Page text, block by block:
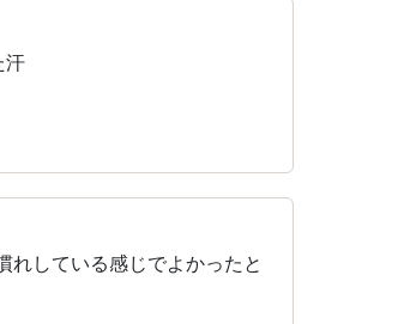
汗
れしている感じでよかったと